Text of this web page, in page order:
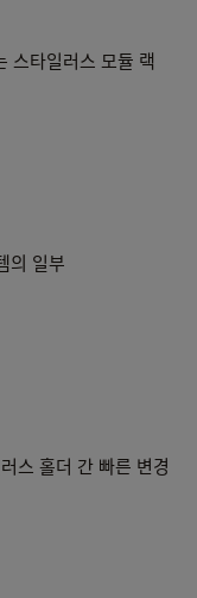
스타일러스 모듈 랙
의 일부
스 홀더 간 빠른 변경